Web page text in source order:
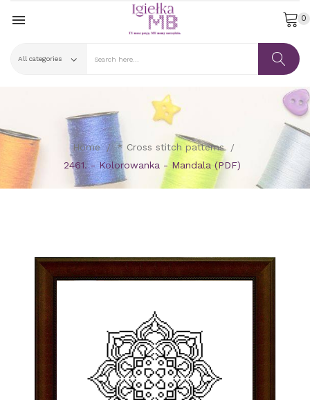
 0
Home
* Cross stitch patterns
2461. - Kolorowanka - Mandala (PDF)